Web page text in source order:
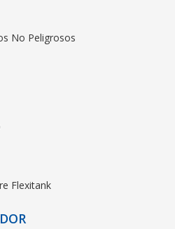
No Peligrosos
Flexitank